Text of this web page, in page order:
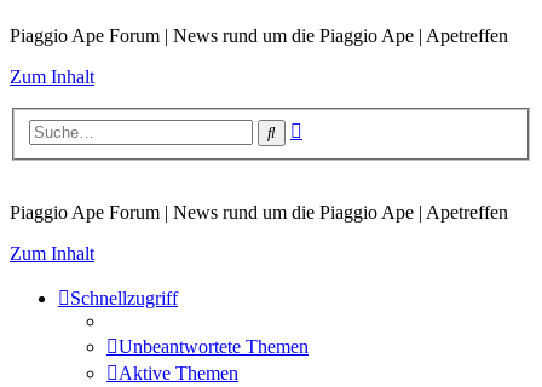
Piaggio Ape Forum | News rund um die Piaggio Ape | Apetreffen
Zum Inhalt
Suche
Piaggio Ape Forum | News rund um die Piaggio Ape | Apetreffen
Zum Inhalt
Schnellzugriff
Unbeantwortete Themen
Aktive Themen